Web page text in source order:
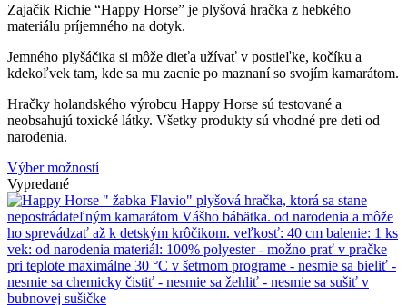
Zajačik Richie “Happy Horse” je plyšová hračka z hebkého
materiálu príjemného na dotyk.
Jemného plyšáčika si môže dieťa užívať v postieľke, kočíku a
kdekoľvek tam, kde sa mu zacnie po maznaní so svojím kamarátom.
Hračky holandského výrobcu Happy Horse sú testované a
neobsahujú toxické látky. Všetky produkty sú vhodné pre deti od
narodenia.
Výber možností
Vypredané